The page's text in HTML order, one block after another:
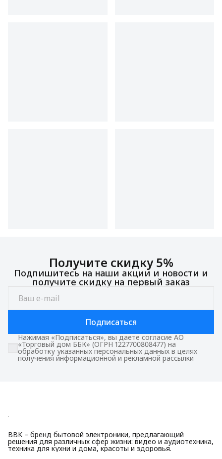
Получите скидку 5%
Подпишитесь на наши акции и новости и
получите скидку на первый заказ
Подписаться
Нажимая «Подписаться», вы даете согласие АО
«Торговый дом ББК» (ОГРН 1227700808477) на
обработку указанных персональных данных в целях
получения информационной и рекламной рассылки
BBK – бренд бытовой электроники, предлагающий
решения для различных сфер жизни: видео и аудиотехника,
техника для кухни и дома, красоты и здоровья.